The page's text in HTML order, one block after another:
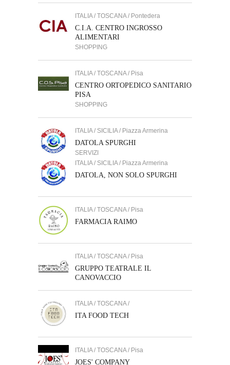
ITALIA / TOSCANA / Pontedera
C.I.A. CENTRO INGROSSO
ALIMENTARI
SHOPPING
ITALIA / TOSCANA / Pisa
CENTRO ORTOPEDICO SANITARIO
PISA
SHOPPING
ITALIA / SICILIA / Piazza Armerina
DATOLA SPURGHI
SERVIZI
ITALIA / SICILIA / Piazza Armerina
DATOLA, NON SOLO SPURGHI
ITALIA / TOSCANA / Pisa
FARMACIA RAIMO
ITALIA / TOSCANA / Pisa
GRUPPO TEATRALE IL
CANOVACCIO
ITALIA / TOSCANA /
ITA FOOD TECH
ITALIA / TOSCANA / Pisa
JOES' COMPANY